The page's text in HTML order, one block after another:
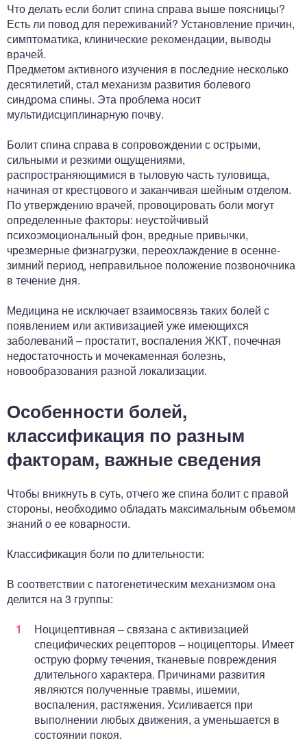
Что делать если болит спина справа выше поясницы?
Есть ли повод для переживаний? Установление причин,
симптоматика, клинические рекомендации, выводы
врачей.
Предметом активного изучения в последние несколько
десятилетий, стал механизм развития болевого
синдрома спины. Эта проблема носит
мультидисциплинарную почву.
Болит спина справа в сопровождении с острыми,
сильными и резкими ощущениями,
распространяющимися в тыловую часть туловища,
начиная от крестцового и заканчивая шейным отделом.
По утверждению врачей, провоцировать боли могут
определенные факторы: неустойчивый
психоэмоциональный фон, вредные привычки,
чрезмерные физнагрузки, переохлаждение в осенне-
зимний период, неправильное положение позвоночника
в течение дня.
Медицина не исключает взаимосвязь таких болей с
появлением или активизацией уже имеющихся
заболеваний – простатит, воспаления ЖКТ, почечная
недостаточность и мочекаменная болезнь,
новообразования разной локализации.
Особенности болей,
классификация по разным
факторам, важные сведения
Чтобы вникнуть в суть, отчего же спина болит с правой
стороны, необходимо обладать максимальным объемом
знаний о ее коварности.
Классификация боли по длительности:
В соответствии с патогенетическим механизмом она
делится на 3 группы:
Ноцицептивная – связана с активизацией
специфических рецепторов – ноцицепторы. Имеет
острую форму течения, тканевые повреждения
длительного характера. Причинами развития
являются полученные травмы, ишемии,
воспаления, растяжения. Усиливается при
выполнении любых движения, а уменьшается в
состоянии покоя.